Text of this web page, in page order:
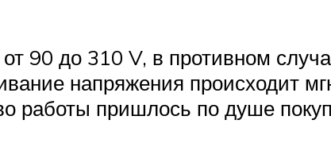
90 до 310 V, в противном
напряжения происходит
работы пришлось по душе